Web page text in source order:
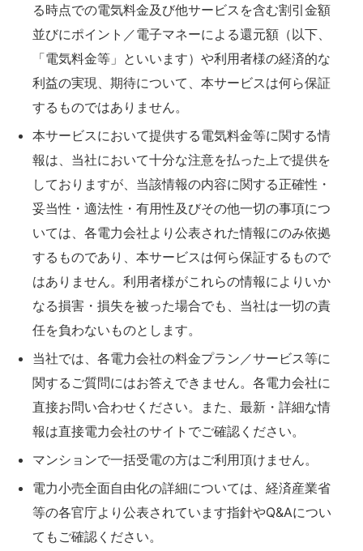
る時点での電気料金及び他サービスを含む割引金額
並びにポイント／電子マネーによる還元額（以下、
「電気料金等」といいます）や利用者様の経済的な
利益の実現、期待について、本サービスは何ら保証
するものではありません。
本サービスにおいて提供する電気料金等に関する情
報は、当社において十分な注意を払った上で提供を
しておりますが、当該情報の内容に関する正確性・
妥当性・適法性・有用性及びその他一切の事項につ
いては、各電力会社より公表された情報にのみ依拠
するものであり、本サービスは何ら保証するもので
はありません。利用者様がこれらの情報によりいか
なる損害・損失を被った場合でも、当社は一切の責
任を負わないものとします。
当社では、各電力会社の料金プラン／サービス等に
関するご質問にはお答えできません。各電力会社に
直接お問い合わせください。また、最新・詳細な情
報は直接電力会社のサイトでご確認ください。
マンションで一括受電の方はご利用頂けません。
電力小売全面自由化の詳細については、経済産業省
等の各官庁より公表されています指針やQ&Aについ
てもご確認ください。